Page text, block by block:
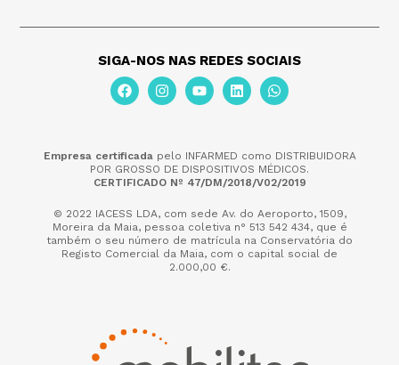
SIGA-NOS NAS REDES SOCIAIS
Empresa certificadapelo INFARMED como DISTRIBUIDORA
POR GROSSO DE DISPOSITIVOS MÉDICOS.
CERTIFICADO Nº 47/DM/2018/V02/2019
© 2022 IACESS LDA, com sede Av. do Aeroporto, 1509,
Moreira da Maia, pessoa coletiva n° 513 542 434, que é
também o seu número de matrícula na Conservatória do
Registo Comercial da Maia, com o capital social de
2.000,00 €.